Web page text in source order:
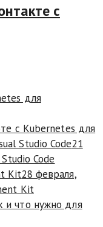
с
с Kubernetes для
21
Code
28 февраля,
Kit